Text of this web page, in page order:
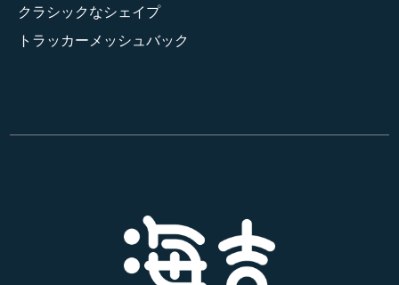
クラシックなシェイプ
トラッカーメッシュバック